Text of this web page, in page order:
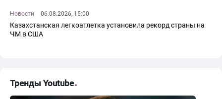
Новости 06.08.2026, 15:00
Казахстанская легкоатлетка установила рекорд страны на
ЧМ в США
Тренды Youtube